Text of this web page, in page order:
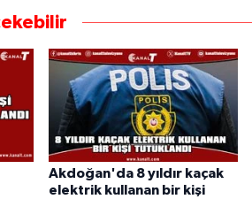
Akdoğan'da 8 yıldır kaçak
elektrik kullanan bir kişi